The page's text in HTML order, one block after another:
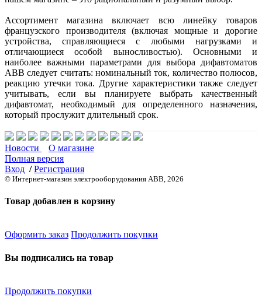
Ассортимент магазина включает всю линейку товаров
французского производителя (включая мощные и дорогие
устройства, справляющиеся с любыми нагрузками и
отличающиеся особой выносливостью). Основными и
наиболее важными параметрами для выбора дифавтоматов
ABB следует считать: номинальный ток, количество полюсов,
реакцию утечки тока. Другие характеристики также следует
учитывать, если вы планируете выбрать качественный
дифавтомат, необходимый для определенного назначения,
который прослужит длительный срок.
Новости
О магазине
Полная версия
Вход / Регистрация
© Интернет-магазин электрооборудования ABB, 2026
Товар добавлен в корзину
Оформить заказ Продолжить покупки
Вы подписались на товар
Продолжить покупки